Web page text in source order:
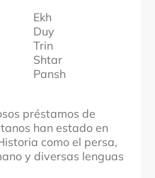
Ekh
Duy
Trin
Shtar
Pansh
préstamos de
han estado en
como el persa,
y diversas lenguas